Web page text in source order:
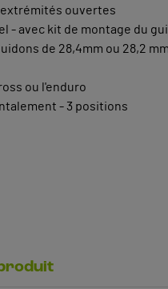
ouvertes
- avec kit de montage du
de 28,4mm ou 28,2
ou l'enduro
- 3 positions